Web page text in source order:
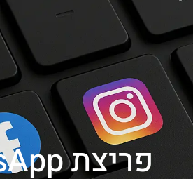
052-3001030
פריצת WhatsApp